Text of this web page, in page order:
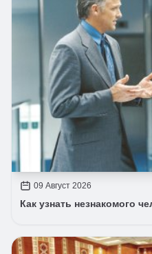
09 Август 2026
Как узнать незнакомого